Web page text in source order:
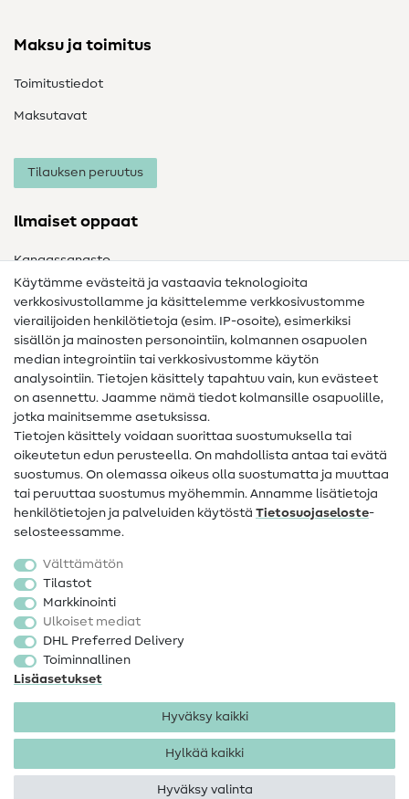
Maksu ja toimitus
Toimitustiedot
Maksutavat
Tilauksen peruutus
Ilmaiset oppaat
Kangassanasto
Ompelusanasto
Ompeluohjeet
Apua ja yhteystiedot
Yhteystiedot
Tietoa omistajanvaihdoksesta
FAQ
Peruutusoikeus
Suosittu
Kankaat
Ompelutarvikkeet
Ale
Käytämme evästeitä ja vastaavia teknologioita
verkkosivustollamme ja käsittelemme verkkosivustomme
vierailijoiden henkilötietoja (esim. IP-osoite), esimerkiksi
sisällön ja mainosten personointiin, kolmannen osapuolen
median integrointiin tai verkkosivustomme käytön
analysointiin. Tietojen käsittely tapahtuu vain, kun evästeet
on asennettu. Jaamme nämä tiedot kolmansille osapuolille,
jotka mainitsemme asetuksissa.
Tietojen käsittely voidaan suorittaa suostumuksella tai
oikeutetun edun perusteella. On mahdollista antaa tai evätä
suostumus. On olemassa oikeus olla suostumatta ja muuttaa
tai peruuttaa suostumus myöhemmin. Annamme lisätietoja
henkilötietojen ja palveluiden käytöstä Tietosuojaseloste-
selosteessamme.
Välttämätön
Tilastot
Markkinointi
Ulkoiset mediat
DHL Preferred Delivery
Toiminnallinen
Lisäasetukset
Hyväksy kaikki
Hylkää kaikki
Hyväksy valinta
Tietosuoja
Käyttöehdot
Peruutusoikeus
Tekijänoikeus 2026 SewIY GmbH